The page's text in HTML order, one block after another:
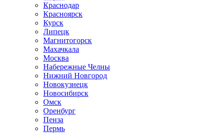
Краснодар
Красноярск
Курск
Липецк
Магнитогорск
Махачкала
Москва
Набережные Челны
Нижний Новгород
Новокузнецк
Новосибирск
Омск
Оренбург
Пенза
Пермь